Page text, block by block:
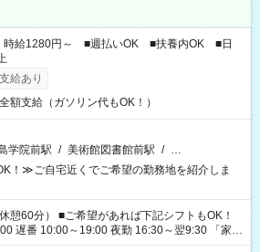
時給1280円～ ■週払いOK ■扶養内OK ■日
給あり
額支給（ガソリン代もOK！）
学院前駅 / 美術館図書館前駅 / …
！≫ご自宅近くでご希望の勤務地を紹介しま
れば下記シフトもOK！
遅番 10:00～19:00 夜勤 16:30～翌9:30 「家族
たい」 「余裕を持って夕飯の準備がしたい」